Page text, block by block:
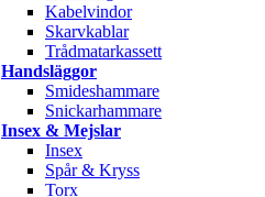
Kabelvindor
Skarvkablar
Trådmatarkassett
Handsläggor
Smideshammare
Snickarhammare
Insex & Mejslar
Insex
Spår & Kryss
Torx